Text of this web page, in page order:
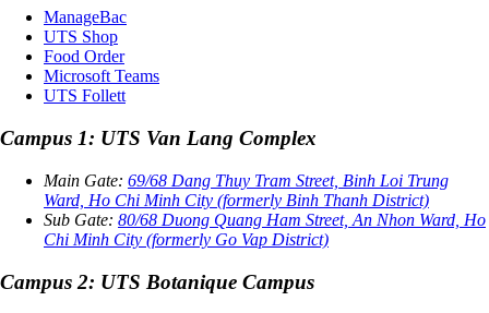
ManageBac
UTS Shop
Food Order
Microsoft Teams
UTS Follett
Campus 1: UTS Van Lang Complex
Main Gate: 69/68 Dang Thuy Tram Street, Binh Loi Trung
Ward, Ho Chi Minh City (formerly Binh Thanh District)
Sub Gate: 80/68 Duong Quang Ham Street, An Nhon Ward, Ho
Chi Minh City (formerly Go Vap District)
Campus 2: UTS Botanique Campus